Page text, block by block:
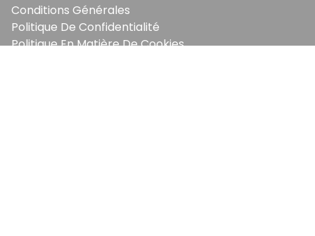
Conditions Générales
Politique De Confidentialité
Politique En Matière De Cookies